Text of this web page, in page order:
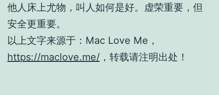
他人床上尤物，叫人如何是好。虚荣重要，但
安全更重要。
以上文字来源于：Mac Love Me，
https://maclove.me/ ，转载请注明出处！